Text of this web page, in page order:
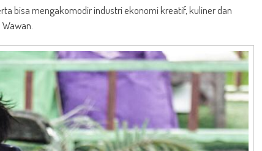
bisa mengakomodir industri ekonomi kreatif, kuliner dan